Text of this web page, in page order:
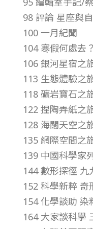
0
年
第
3
1
卷
第
2
98 評論 星座與
100 一月紀聞
104 寒假何處去
106 銀河星宿之
113 生態體驗之
118 礦岩寶石之
122 捏陶弄紙之
128 海闊天空之
135 網際空間之
139 中國科學家
144 數形探徑
152 科學新粹
154 化學談助
164 大家談科學